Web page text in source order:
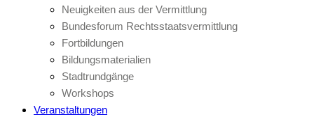
Neuigkeiten aus der Vermittlung
Bundesforum Rechtsstaatsvermittlung
Fortbildungen
Bildungsmaterialien
Stadtrundgänge
Workshops
Veranstaltungen